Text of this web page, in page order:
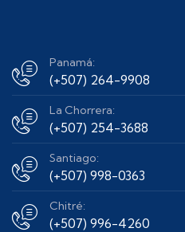
Panamá:
(+507) 264-9908
La Chorrera:
(+507) 254-3688
Santiago:
(+507) 998-0363
Chitré:
(+507) 996-4260